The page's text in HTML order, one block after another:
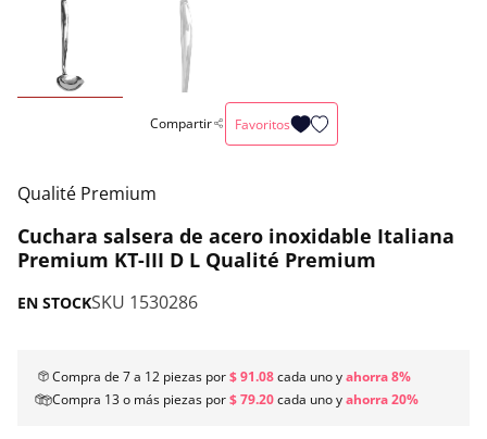
Compartir Favoritos
Qualité Premium
Cuchara salsera de acero inoxidable Italiana
Premium KT-III D L Qualité Premium
EN STOCKSKU 1530286
Compra de 7 a 12 piezas por$ 91.08cada uno yahorra 8%
Compra 13 o más piezas por$ 79.20cada uno yahorra 20%